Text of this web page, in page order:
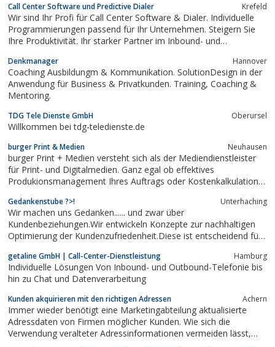
Call Center Software und Predictive Dialer Krefeld
Wir sind Ihr Profi für Call Center Software & Dialer. Individuelle
Programmierungen passend für Ihr Unternehmen. Steigern Sie
Ihre Produktivität. Ihr starker Partner im Inbound- und
Denkmanager Hannover
Coaching Ausbildungm & Kommunikation. SolutionDesign in der
Anwendung für Business & Privatkunden. Training, Coaching &
Mentoring.
TDG Tele Dienste GmbH Oberursel
Willkommen bei tdg-teledienste.de
burger Print & Medien Neuhausen
burger Print + Medien versteht sich als der Mediendienstleister
für Print- und Digitalmedien. Ganz egal ob effektives
Produkionsmanagement Ihres Auftrags oder Kostenkalkulation,
uns haben Sie direkten Zugriff auf technische Experten, neueste
Produktionsmöglichkeiten,...
Gedankenstube ?>! Unterhaching
Wir machen uns Gedanken...... und zwar über
Kundenbeziehungen.Wir entwickeln Konzepte zur nachhaltigen
Optimierung der Kundenzufriedenheit.Diese ist entscheidend für
Maßnahmen Kunden begeistert werden, die Kommunikation
verbessert und der Umsatz erhöht wird....
getaline GmbH | Call-Center-Dienstleistung Hamburg
Individuelle Lösungen Von Inbound- und Outbound-Telefonie bis
hin zu Chat und Datenverarbeitung
Kunden akquirieren mit den richtigen Adressen Achern
Immer wieder benötigt eine Marketingabteilung aktualisierte
Adressdaten von Firmen möglicher Kunden. Wie sich die
Verwendung veralteter Adressinformationen vermeiden lässt,